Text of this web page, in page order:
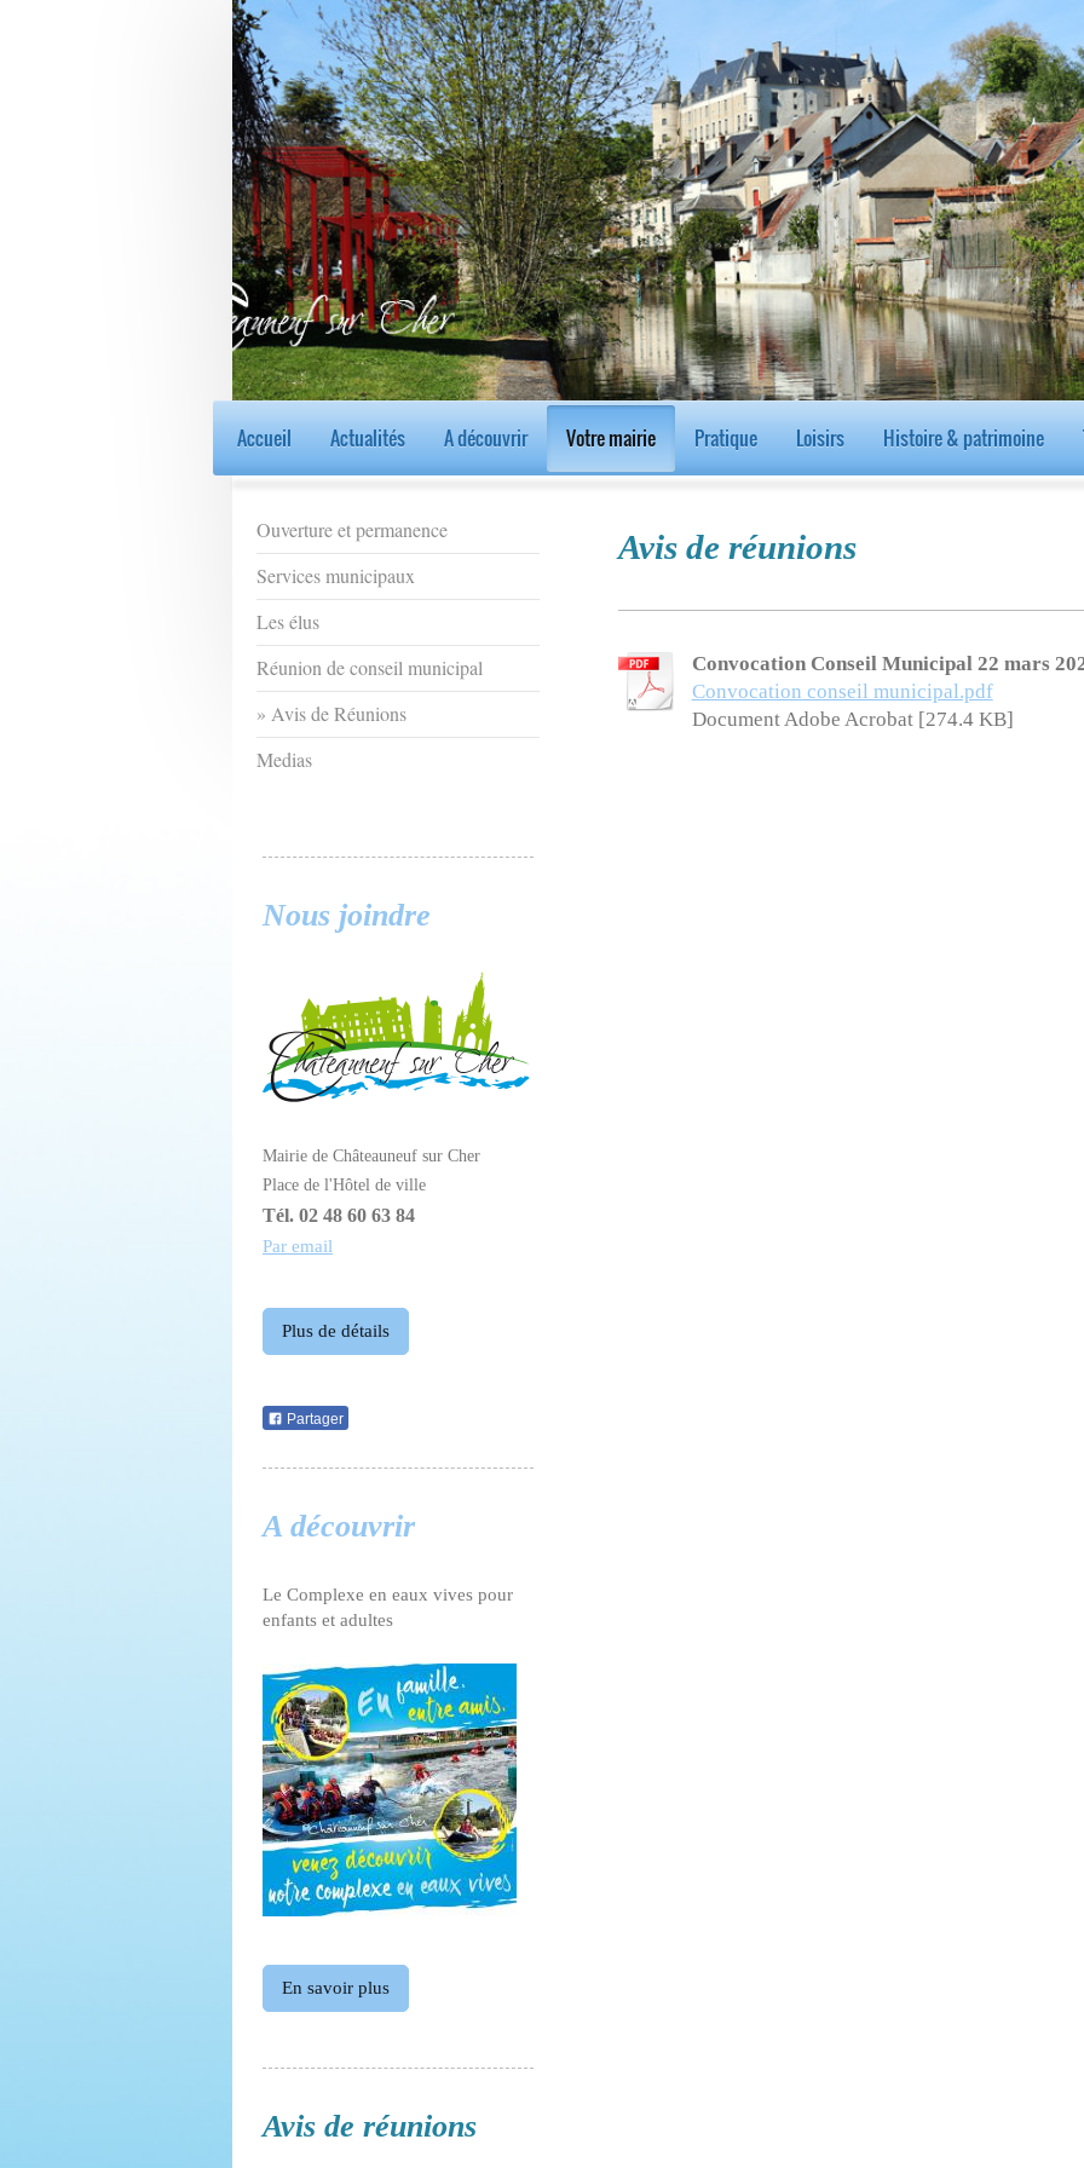
Accueil Actualités A découvrir Votre mairie Pratique Loisirs Histoire & patrimoine
Avis de réunions
Convocation Conseil Municipal 22 mars
Convocation conseil municipal.pdf
Document Adobe Acrobat [274.4 KB]
Ouverture et permanence
Services municipaux
Les élus
Réunion de conseil municipal
Avis de Réunions
Medias
Nous joindre
Mairie de Châteauneuf sur Cher
Place de l'Hôtel de ville
Tél. 02 48 60 63 84
Par email
Plus de détails
Partager
A découvrir
Le Complexe en eaux vives pour
enfants et adultes
En savoir plus
Avis de réunions